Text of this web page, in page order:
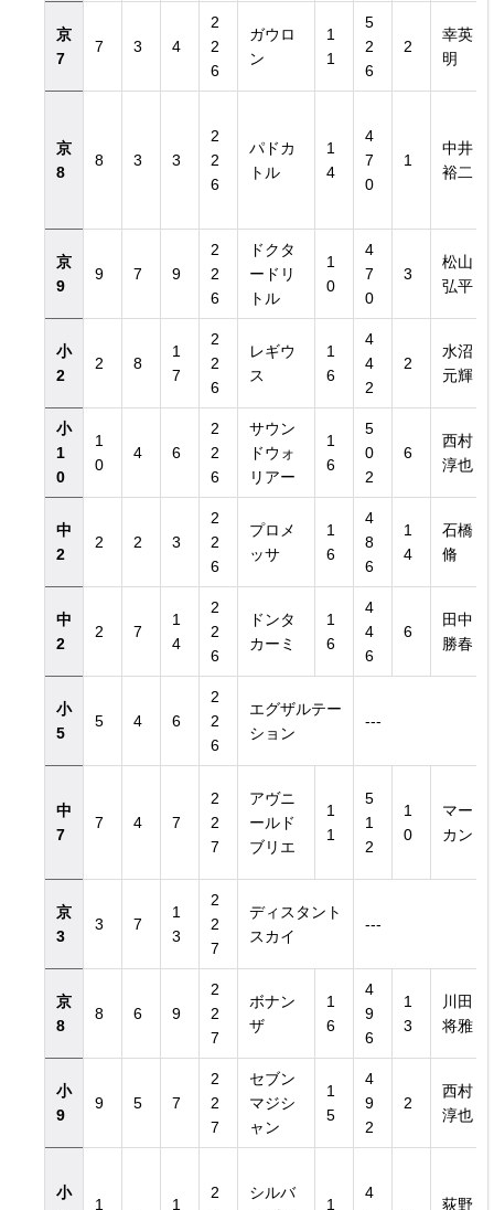
京
7
7 3 4
2
2
6
ガウロ
ン
1
1
5
2
6
2
幸英
明
京
8
8 3 3
2
2
6
パドカ
トル
1
4
4
7
0
1
中井
裕二
京
9
9 7 9
2
2
6
ドクタ
ードリ
トル
1
0
4
7
0
3
松山
弘平
小
2
2 8
1
7
2
2
6
レギウ
ス
1
6
4
4
2
2
水沼
元輝
小
1
0
1
0
4 6
2
2
6
サウン
ドウォ
リアー
1
6
5
0
2
6
西村
淳也
中
2
2 2 3
2
2
6
プロメ
ッサ
1
6
4
8
6
1
4
石橋
脩
中
2
2 7
1
4
2
2
6
ドンタ
カーミ
1
6
4
4
6
6
田中
勝春
小
5
5 4 6
2
2
6
エグザルテー
ション
---
中
7
7 4 7
2
2
7
アヴニ
ールド
ブリエ
1
1
5
1
2
1
0
マー
カン
京
3
3 7
1
3
2
2
7
ディスタント
スカイ
---
京
8
8 6 9
2
2
7
ボナン
ザ
1
6
4
9
6
1
3
川田
将雅
小
9
9 5 7
2
2
7
セブン
マジシ
ャン
1
5
4
9
2
2
西村
淳也
小
1
1
2
シルバ
1
4
荻野